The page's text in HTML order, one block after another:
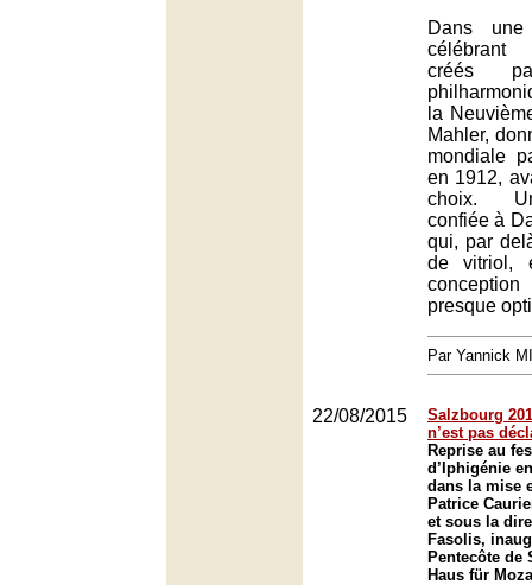
Dans une
célébrant
créés
la
Mahler,
mondiale
en 1912,
choix.
confiée à
qui, par
de vitriol,
presque
Par Yannick
22/08/2015
Salzbourg
n’est pas
Reprise au
d’Iphigénie
dans la mise
Patrice
et sous la
Fasolis,
Pentecôte de
Haus für